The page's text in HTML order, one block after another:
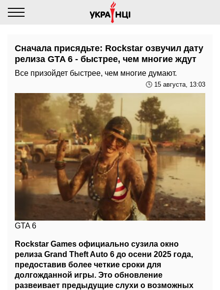
Сначала присядьте: Rockstar озвучил дату
релиза GTA 6 - быстрее, чем многие ждут
Все призойдет быстрее, чем многие думают.
🕓 15 августа, 13:03
GTA 6
Rockstar Games официально сузила окно
релиза Grand Theft Auto 6 до осени 2025 года,
предоставив более четкие сроки для
долгожданной игры. Это обновление
развеивает предыдущие слухи о возможных